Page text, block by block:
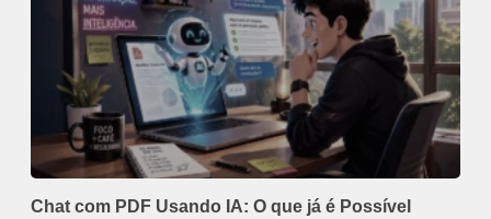
Chat com PDF Usando IA: O que já é Possível